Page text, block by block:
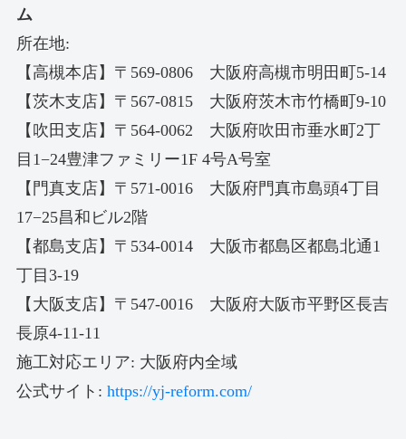
ム
所在地:
【高槻本店】〒569-0806 大阪府高槻市明田町5-14
【茨木支店】〒567-0815 大阪府茨木市竹橋町9-10
【吹田支店】〒564-0062 大阪府吹田市垂水町2丁
目1−24豊津ファミリー1F 4号A号室
【門真支店】〒571-0016 大阪府門真市島頭4丁目
17−25昌和ビル2階
【都島支店】〒534-0014 大阪市都島区都島北通1
丁目3-19
【大阪支店】〒547-0016 大阪府大阪市平野区長吉
長原4-11-11
施工対応エリア: 大阪府内全域
公式サイト: https://yj-reform.com/